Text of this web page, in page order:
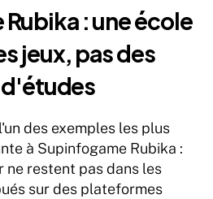
: une école
jeux, pas des
des exemples les plus
à Supinfogame Rubika :
ne restent pas dans les
sur des plateformes